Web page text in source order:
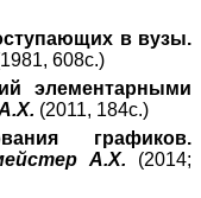
в вузы.
608с.)
элементарными
(2011, 184с.)
графиков.
А.Х. (2014;